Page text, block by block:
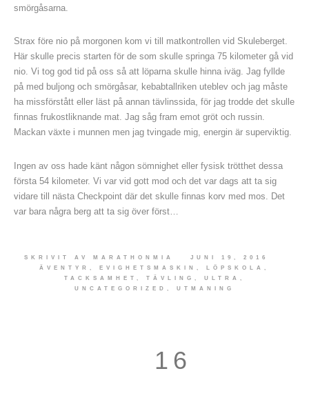
smörgåsarna.
Strax före nio på morgonen kom vi till matkontrollen vid Skuleberget.
Här skulle precis starten för de som skulle springa 75 kilometer gå vid
nio. Vi tog god tid på oss så att löparna skulle hinna iväg. Jag fyllde
på med buljong och smörgåsar, kebabtallriken uteblev och jag måste
ha missförstått eller läst på annan tävlinssida, för jag trodde det skulle
finnas frukostliknande mat. Jag såg fram emot gröt och russin.
Mackan växte i munnen men jag tvingade mig, energin är superviktig.
Ingen av oss hade känt någon sömnighet eller fysisk trötthet dessa
första 54 kilometer. Vi var vid gott mod och det var dags att ta sig
vidare till nästa Checkpoint där det skulle finnas korv med mos. Det
var bara några berg att ta sig över först…
SKRIVIT AV MARATHONMIA
JUNI 19, 2016
ÄVENTYR
,EVIGHETSMASKIN ,LÖPSKOLA
TACKSAMHET
TÄVLING ULTRA
UNCATEGORIZED
UTMANING
16